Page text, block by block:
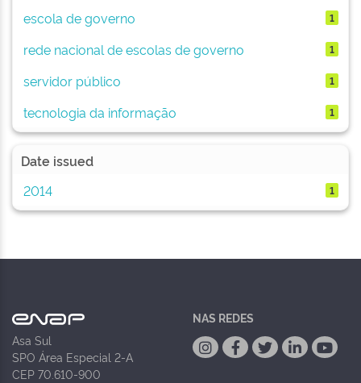
escola de governo 1
rede nacional de escolas de governo 1
servidor público 1
tecnologia da informação 1
Date issued
2014
1
Asa Sul
SPO Área Especial 2-A
CEP 70.610-900
NAS REDES